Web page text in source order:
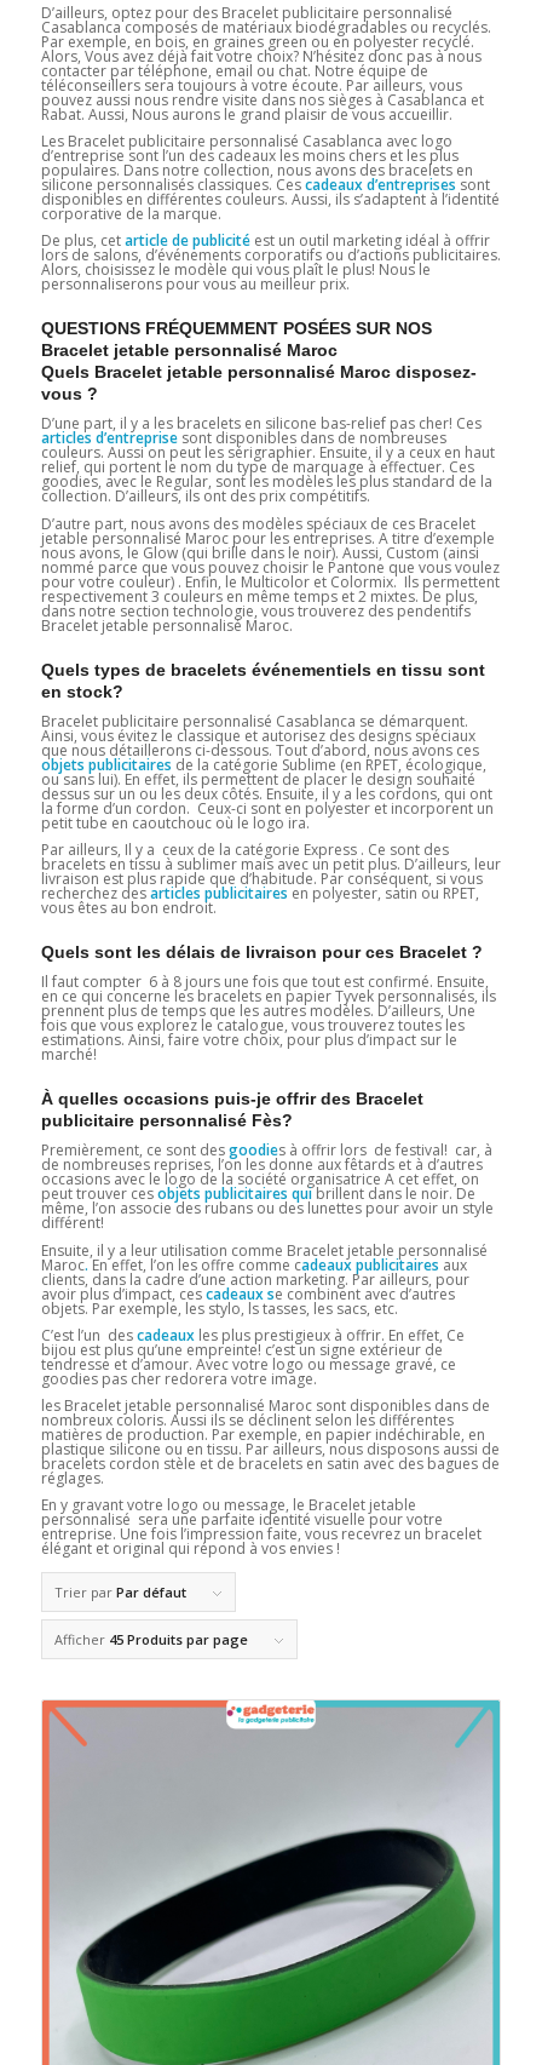
D’ailleurs, optez pour des Bracelet publicitaire personnalisé
Casablanca composés de matériaux biodégradables ou recyclés.
Par exemple, en bois, en graines green ou en polyester recyclé.
Alors, Vous avez déjà fait votre choix? N’hésitez donc pas à nous
contacter par téléphone, email ou chat. Notre équipe de
téléconseillers sera toujours à votre écoute. Par ailleurs, vous
pouvez aussi nous rendre visite dans nos sièges à Casablanca et
Rabat. Aussi, Nous aurons le grand plaisir de vous accueillir.
Les Bracelet publicitaire personnalisé Casablanca avec logo
d’entreprise sont l’un des cadeaux les moins chers et les plus
populaires. Dans notre collection, nous avons des bracelets en
silicone personnalisés classiques. Cescadeaux d’entreprises sont
disponibles en différentes couleurs. Aussi, ils s’adaptent à l’identité
corporative de la marque.
De plus, cetarticle de publicitéest un outil marketing idéal à offrir
lors de salons, d’événements corporatifs ou d’actions publicitaires.
Alors, choisissez le modèle qui vous plaît le plus! Nous le
personnaliserons pour vous au meilleur prix.
QUESTIONS FRÉQUEMMENT POSÉES SUR NOS
Bracelet jetable personnalisé Maroc
Quels Bracelet jetable personnalisé Maroc disposez-
vous ?
D’une part, il y a les bracelets en silicone bas-relief pas cher! Ces
articles d’entreprisesont disponibles dans de nombreuses
couleurs. Aussi on peut les sérigraphier. Ensuite, il y a ceux en haut
relief, qui portent le nom du type de marquage à effectuer. Ces
goodies, avec le Regular, sont les modèles les plus standard de la
collection. D’ailleurs, ils ont des prix compétitifs.
D’autre part, nous avons des modèles spéciaux de ces Bracelet
jetable personnalisé Maroc pour les entreprises. A titre d’exemple
nous avons, le Glow (qui brille dans le noir). Aussi, Custom (ainsi
nommé parce que vous pouvez choisir le Pantone que vous voulez
pour votre couleur) . Enfin, le Multicolor et Colormix. Ils permettent
respectivement 3 couleurs en même temps et 2 mixtes. De plus,
dans notre section technologie, vous trouverez des pendentifs
Bracelet jetable personnalisé Maroc.
Quels types de bracelets événementiels en tissu sont
en stock?
Bracelet publicitaire personnalisé Casablanca se démarquent.
Ainsi, vous évitez le classique et autorisez des designs spéciaux
que nous détaillerons ci-dessous. Tout d’abord, nous avons ces
objets publicitaires de la catégorie Sublime (en RPET, écologique,
ou sans lui). En effet, ils permettent de placer le design souhaité
dessus sur un ou les deux côtés. Ensuite, il y a les cordons, qui ont
la forme d’un cordon. Ceux-ci sont en polyester et incorporent un
petit tube en caoutchouc où le logo ira.
Par ailleurs, Il y a ceux de la catégorie Express . Ce sont des
bracelets en tissu à sublimer mais avec un petit plus. D’ailleurs, leur
livraison est plus rapide que d’habitude. Par conséquent, si vous
recherchez desarticles publicitaires en polyester, satin ou RPET,
vous êtes au bon endroit.
Quels sont les délais de livraison pour ces Bracelet ?
Il faut compter 6 à 8 jours une fois que tout est confirmé. Ensuite,
en ce qui concerne les bracelets en papier Tyvek personnalisés, ils
prennent plus de temps que les autres modèles. D’ailleurs, Une
fois que vous explorez le catalogue, vous trouverez toutes les
estimations. Ainsi, faire votre choix, pour plus d’impact sur le
marché!
À quelles occasions puis-je offrir des Bracelet
publicitaire personnalisé Fès?
Premièrement, ce sont desgoodies à offrir lors de festival! car, à
de nombreuses reprises, l’on les donne aux fêtards et à d’autres
occasions avec le logo de la société organisatrice A cet effet, on
peut trouver cesobjets publicitaires quibrillent dans le noir. De
même, l’on associe des rubans ou des lunettes pour avoir un style
différent!
Ensuite, il y a leur utilisation comme Bracelet jetable personnalisé
Maroc.En effet, l’on les offre comme cadeaux publicitaires aux
clients, dans la cadre d’une action marketing. Par ailleurs, pour
avoir plus d’impact, cescadeaux se combinent avec d’autres
objets. Par exemple, les stylo, ls tasses, les sacs, etc.
C’est l’un descadeauxles plus prestigieux à offrir. En effet, Ce
bijou est plus qu’une empreinte! c’est un signe extérieur de
tendresse et d’amour. Avec votre logo ou message gravé, ce
goodies pas cher redorera votre image.
les Bracelet jetable personnalisé Maroc sont disponibles dans de
nombreux coloris. Aussi ils se déclinent selon les différentes
matières de production. Par exemple, en papier indéchirable, en
plastique silicone ou en tissu. Par ailleurs, nous disposons aussi de
bracelets cordon stèle et de bracelets en satin avec des bagues de
réglages.
En y gravant votre logo ou message, le Bracelet jetable
personnalisé sera une parfaite identité visuelle pour votre
entreprise. Une fois l’impression faite, vous recevrez un bracelet
élégant et original qui répond à vos envies !
Trier par Par défaut
Afficher 45 Produits par page